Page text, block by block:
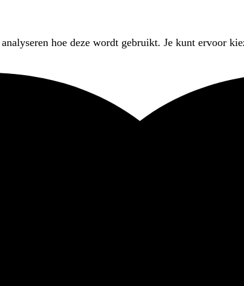
hoe deze wordt gebruikt. Je kunt ervoor